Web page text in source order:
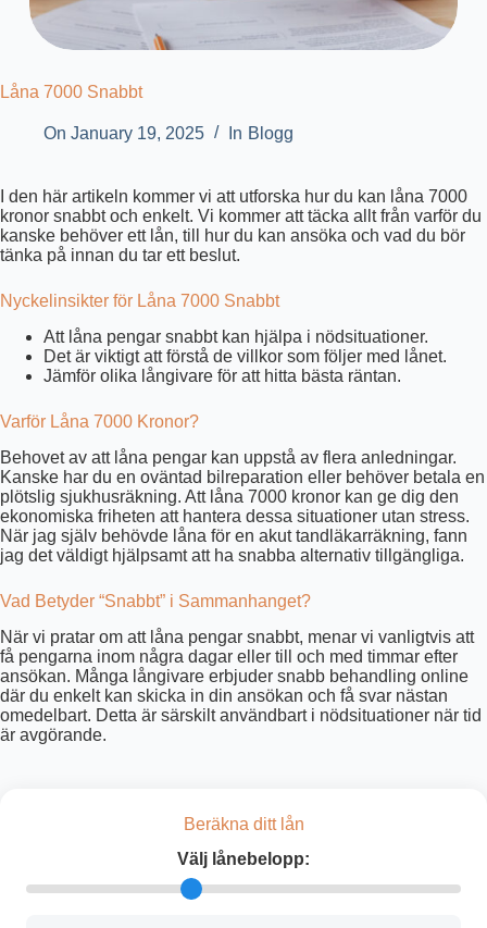
Låna 7000 Snabbt
On January 19, 2025 In Blogg
I den här artikeln kommer vi att utforska hur du kan låna 7000
kronor snabbt och enkelt. Vi kommer att täcka allt från varför du
kanske behöver ett lån, till hur du kan ansöka och vad du bör
tänka på innan du tar ett beslut.
Nyckelinsikter för Låna 7000 Snabbt
Att låna pengar snabbt kan hjälpa i nödsituationer.
Det är viktigt att förstå de villkor som följer med lånet.
Jämför olika långivare för att hitta bästa räntan.
Varför Låna 7000 Kronor?
Behovet av att låna pengar kan uppstå av flera anledningar.
Kanske har du en oväntad bilreparation eller behöver betala en
plötslig sjukhusräkning. Att låna 7000 kronor kan ge dig den
ekonomiska friheten att hantera dessa situationer utan stress.
När jag själv behövde låna för en akut tandläkarräkning, fann
jag det väldigt hjälpsamt att ha snabba alternativ tillgängliga.
Vad Betyder “Snabbt” i Sammanhanget?
När vi pratar om att låna pengar snabbt, menar vi vanligtvis att
få pengarna inom några dagar eller till och med timmar efter
ansökan. Många långivare erbjuder snabb behandling online
där du enkelt kan skicka in din ansökan och få svar nästan
omedelbart. Detta är särskilt användbart i nödsituationer när tid
är avgörande.
Beräkna ditt lån
Välj lånebelopp: